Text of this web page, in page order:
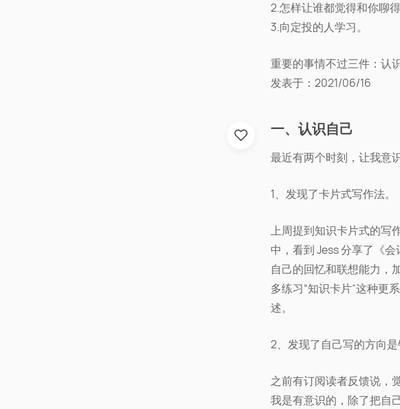
2.怎样让谁都觉得和你聊得
3.向定投的人学习。
重要的事情不过三件：认
发表于：2021/06/16
一、认识自己
最近有两个时刻，让我意
1、发现了卡片式写作法。
上周提到知识卡片式的写
中，看到 Jess 分享了《
自己的回忆和联想能力，
多练习“知识卡片”这种更
述。
2、发现了自己写的方向是
之前有订阅读者反馈说，
我是有意识的，除了把自